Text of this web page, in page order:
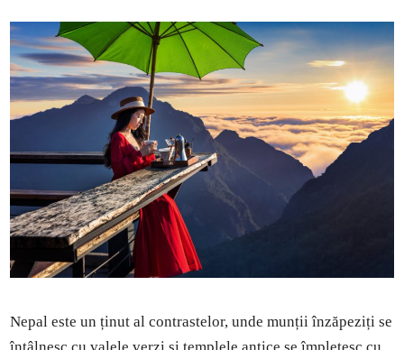
Nepal este un ținut al contrastelor, unde munții înzăpeziți se